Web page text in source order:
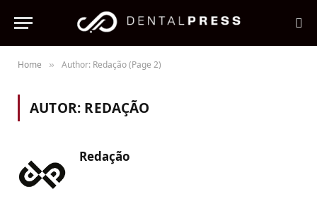
Home » Author: Redação (Page 2)
AUTOR: REDAÇÃO
Redação